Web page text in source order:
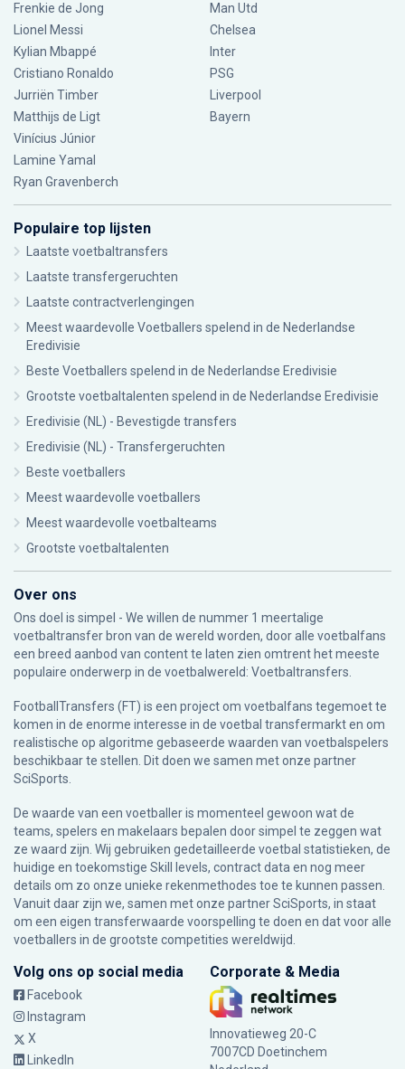
Frenkie de Jong
Lionel Messi
Kylian Mbappé
Cristiano Ronaldo
Jurriën Timber
Matthijs de Ligt
Vinícius Júnior
Lamine Yamal
Ryan Gravenberch
Man Utd
Chelsea
Inter
PSG
Liverpool
Bayern
Populaire top lijsten
Laatste voetbaltransfers
Laatste transfergeruchten
Laatste contractverlengingen
Meest waardevolle Voetballers spelend in de Nederlandse
Eredivisie
Beste Voetballers spelend in de Nederlandse Eredivisie
Grootste voetbaltalenten spelend in de Nederlandse Eredivisie
Eredivisie (NL) - Bevestigde transfers
Eredivisie (NL) - Transfergeruchten
Beste voetballers
Meest waardevolle voetballers
Meest waardevolle voetbalteams
Grootste voetbaltalenten
Over ons
Ons doel is simpel - We willen de nummer 1 meertalige
voetbaltransfer bron van de wereld worden, door alle voetbalfans
een breed aanbod van content te laten zien omtrent het meeste
populaire onderwerp in de voetbalwereld: Voetbaltransfers.
FootballTransfers (FT) is een project om voetbalfans tegemoet te
komen in de enorme interesse in de voetbal transfermarkt en om
realistische op algoritme gebaseerde waarden van voetbalspelers
beschikbaar te stellen. Dit doen we samen met onze partner
SciSports
De waarde van een voetballer is momenteel gewoon wat de
teams, spelers en makelaars bepalen door simpel te zeggen wat
ze waard zijn. Wij gebruiken gedetailleerde voetbal statistieken, de
huidige en toekomstige Skill levels, contract data en nog meer
details om zo onze unieke rekenmethodes toe te kunnen passen.
Vanuit daar zijn we, samen met onze partner SciSports, in staat
om een eigen transferwaarde voorspelling te doen en dat voor alle
voetballers in de grootste competities wereldwijd.
Volg ons op social media
Facebook
Instagram
X
LinkedIn
Corporate & Media
Innovatieweg 20-C
7007CD Doetinchem